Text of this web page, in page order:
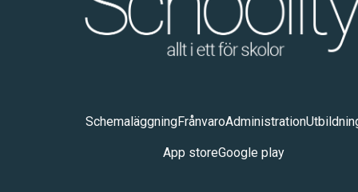
SchemaläggningFrånvaroAdministration
App storeGoogle play